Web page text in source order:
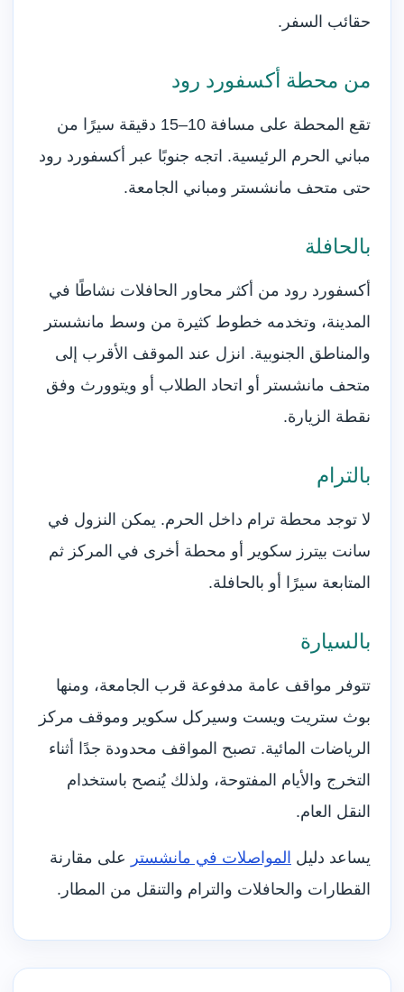
حقائب السفر.
من محطة أكسفورد رود
تقع المحطة على مسافة 10–15 دقيقة سيرًا من
مباني الحرم الرئيسية. اتجه جنوبًا عبر أكسفورد رود
حتى متحف مانشستر ومباني الجامعة.
بالحافلة
أكسفورد رود من أكثر محاور الحافلات نشاطًا في
المدينة، وتخدمه خطوط كثيرة من وسط مانشستر
والمناطق الجنوبية. انزل عند الموقف الأقرب إلى
متحف مانشستر أو اتحاد الطلاب أو ويتوورث وفق
نقطة الزيارة.
بالترام
لا توجد محطة ترام داخل الحرم. يمكن النزول في
سانت بيترز سكوير أو محطة أخرى في المركز ثم
المتابعة سيرًا أو بالحافلة.
بالسيارة
تتوفر مواقف عامة مدفوعة قرب الجامعة، ومنها
بوث ستريت ويست وسيركل سكوير وموقف مركز
الرياضات المائية. تصبح المواقف محدودة جدًا أثناء
التخرج والأيام المفتوحة، ولذلك يُنصح باستخدام
النقل العام.
يساعد دليل المواصلات في مانشستر على مقارنة
القطارات والحافلات والترام والتنقل من المطار.